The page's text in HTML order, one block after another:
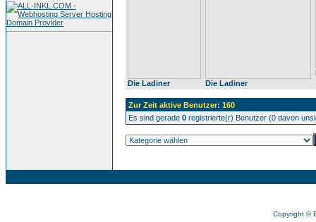
Die Ladiner Die Ladiner
Zur Zeit aktive Benutzer: 160
Es sind gerade 0 registrierte(r) Benutzer (0 davon
Copyright ©